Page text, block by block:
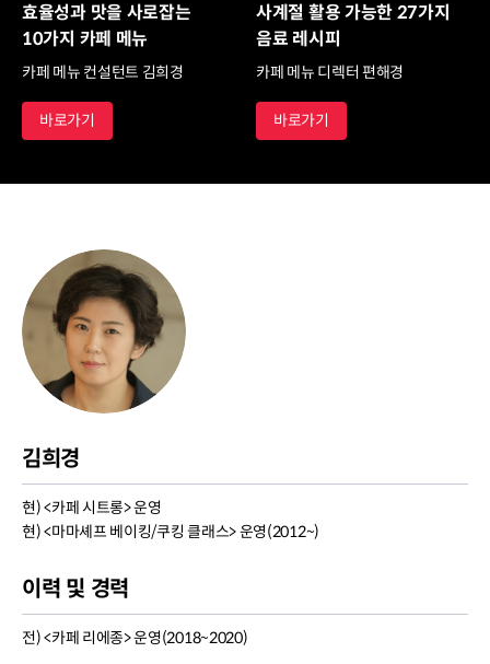
효율성과 맛을 사로잡는
10가지 카페 메뉴
카페 메뉴 컨설턴트 김희경
바로가기
사계절 활용 가능한 27가지
음료 레시피
카페 메뉴 디렉터 편해경
바로가기
김희경
현) <카페 시트롱> 운영
현) <마마셰프 베이킹/쿠킹 클래스> 운영(2012~)
이력 및 경력
전) <카페 리에종> 운영(2018~2020)